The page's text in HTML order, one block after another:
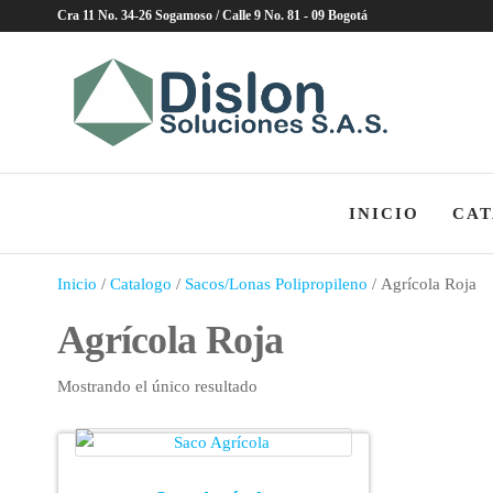
Cra 11 No. 34-26 Sogamoso / Calle 9 No. 81 - 09 Bogotá
INICIO
Inicio / Catalogo / Sacos/Lonas Polipropileno / Agrícola Roja
Agrícola Roja
Mostrando el único resultado